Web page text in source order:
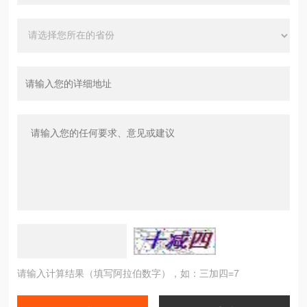
请输入计算结果（填写阿拉伯数字），如：三加四=7